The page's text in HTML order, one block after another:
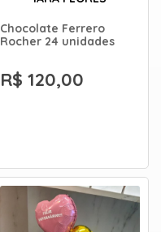
Chocolate Ferrero
Rocher 24 unidades
R$ 120,00